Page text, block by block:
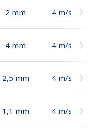
2 mm 4 m/s
4 mm 4 m/s
2,5 mm 4 m/s
1,1 mm 4 m/s